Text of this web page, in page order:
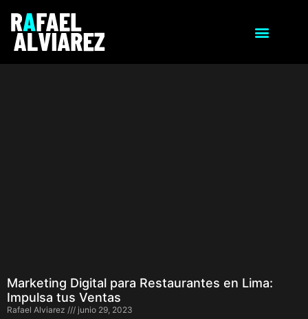
Marketing Digital para Restaurantes en Lima:
Impulsa tus Ventas
Rafael Alviarez junio 29, 2023